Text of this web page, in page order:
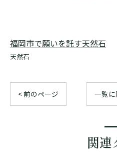
福岡市で願いを託す天然石
天然石
< 前のページ 一覧に
関連